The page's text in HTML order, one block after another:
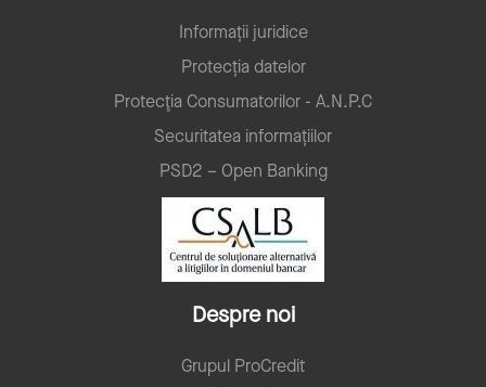
Informații juridice
Protecția datelor
Protecţia Consumatorilor - A.N.P.C
Securitatea informațiilor
PSD2 – Open Banking
Despre noi
Grupul ProCredit